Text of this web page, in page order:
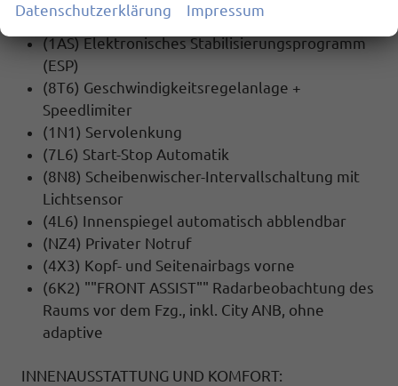
(7X2) Einparkhilfe vorne und hinten
(1AS) Elektronisches Stabilisierungsprogramm
(ESP)
(8T6) Geschwindigkeitsregelanlage +
Speedlimiter
(1N1) Servolenkung
(7L6) Start-Stop Automatik
(8N8) Scheibenwischer-Intervallschaltung mit
Lichtsensor
(4L6) Innenspiegel automatisch abblendbar
(NZ4) Privater Notruf
(4X3) Kopf- und Seitenairbags vorne
(6K2) ""FRONT ASSIST"" Radarbeobachtung des
Raums vor dem Fzg., inkl. City ANB, ohne
adaptive
INNENAUSSTATTUNG UND KOMFORT:
Datenschutzerklärung Impressum